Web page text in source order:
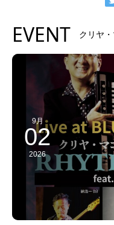
EVENT クリヤ
9月
02
2026